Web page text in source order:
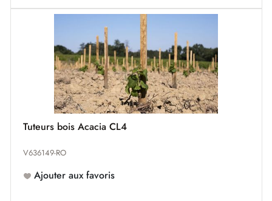
Tuteurs bois Acacia CL4
V636149-RO
Ajouter aux favoris